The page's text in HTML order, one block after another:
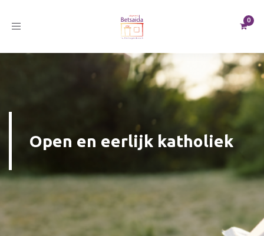
Toggle
Open en eerlijk katholiek